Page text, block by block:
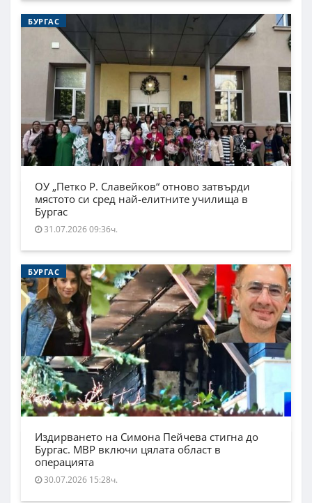
БУРГАС
ОУ „Петко Р. Славейков“ отново затвърди
мястото си сред най-елитните училища в
Бургас
31.07.2026 09:36ч.
БУРГАС
Издирването на Симона Пейчева стигна до
Бургас. МВР включи цялата област в
операцията
30.07.2026 15:28ч.